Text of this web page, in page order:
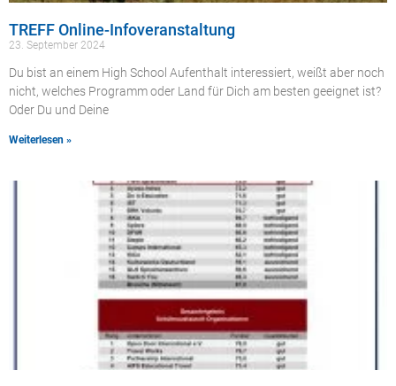
TREFF Online-Infoveranstaltung
23. September 2024
Du bist an einem High School Aufenthalt interessiert, weißt aber noch
nicht, welches Programm oder Land für Dich am besten geeignet ist?
Oder Du und Deine
Weiterlesen »